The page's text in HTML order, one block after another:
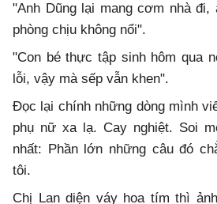
"Anh Dũng lại mang cơm nhà
phòng chịu không nổi".
"Con bé thực tập sinh hôm qua
lỗi, vậy mà sếp vẫn khen".
Đọc lại chính những dòng mình
phụ nữ xa lạ. Cay nghiệt. Soi
nhất: Phần lớn những câu đó
tôi.
Chị Lan diện váy hoa tím thì